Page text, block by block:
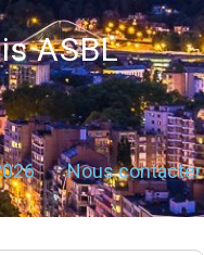
ASBL
Nous contacter